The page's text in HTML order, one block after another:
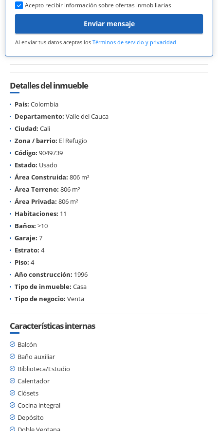
Acepto recibir información sobre ofertas inmobiliarias
Enviar mensaje
Al enviar tus datos aceptas los Términos de servicio y privacidad
Detalles del inmueble
País: Colombia
Departamento: Valle del Cauca
Ciudad: Cali
Zona / barrio: El Refugio
Código: 9049739
Estado: Usado
Área Construida: 806 m²
Área Terreno: 806 m²
Área Privada: 806 m²
Habitaciones: 11
Baños: >10
Garaje: 7
Estrato: 4
Piso: 4
Año construcción: 1996
Tipo de inmueble: Casa
Tipo de negocio: Venta
Características internas
Balcón
Baño auxiliar
Biblioteca/Estudio
Calentador
Clósets
Cocina integral
Depósito